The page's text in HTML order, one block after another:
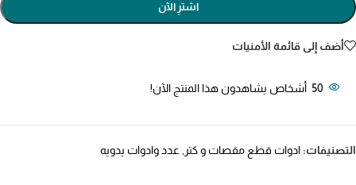
اشترِ الآن
أضف إلى قائمة الأمنيات
50 أشخاص يشاهدون هذا المنتج الآن!
التصنيفات: ادوات قطع مقصات و كتر عدد وادوات يدويه